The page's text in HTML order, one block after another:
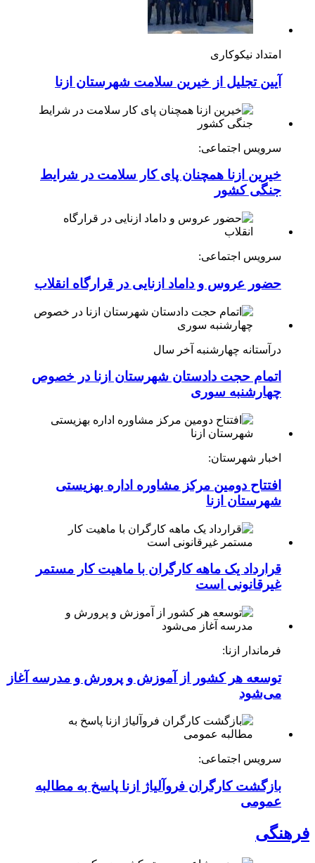
امتداد نیکوکاری
آیین تجلیل از خیرین سلامت شهرستان ازنا
سرویس اجتماعی:
خیرین ازنا همچنان پای کار سلامت در شرایط
جنگی کشور
سرویس اجتماعی:
حضور عروس و داماد ازنایی در قرارگاه انقلاب
درآستانه چهارشنبه آخر سال
اتمام حجت دادستان شهرستان ازنا در خصوص
چهارشنبه ‌سوری
اخبار شهرستان:
افتتاح دومین مرکز مشاوره اداره بهزیستی
شهرستان ازنا
قرارداد یک ماهه کارگران با ماهیت کار مستمر
غیرقانونی است
فرماندار ازنا:
توسعه هر کشور از آموزش و پرورش و مدرسه آغاز
می‌شود
سرویس اجتماعی:
بازگشت کارگران فروآلیاژ ازنا پاسخ به مطالبه
عمومی
فرهنگی